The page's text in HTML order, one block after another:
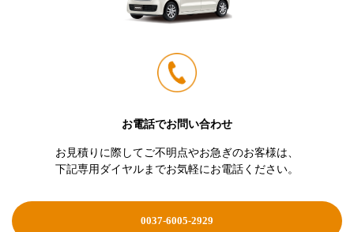
お電話でお問い合わせ
お見積りに際してご不明点やお急ぎのお客様は、
下記専用ダイヤルまでお気軽にお電話ください。
0037-6005-2929